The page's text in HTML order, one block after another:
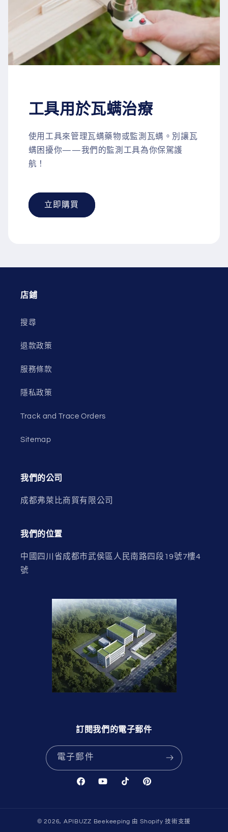
工具用於瓦螨治療
使用工具來管理瓦螨藥物或監測瓦螨。別讓瓦
螨困擾你——我們的監測工具為你保駕護
航！
立即購買
店鋪
搜尋
退款政策
服務條款
隱私政策
Track and Trace Orders
Sitemap
我們的公司
成都弗萊比商貿有限公司
我們的位置
中國四川省成都市武侯區人民南路四段19號7樓4
號
訂閱我們的電子郵件
電子郵件
FacebookYouTubeTikTok Pinterest
© 2026, APIBUZZ Beekeeping 由 Shopify 技術支援